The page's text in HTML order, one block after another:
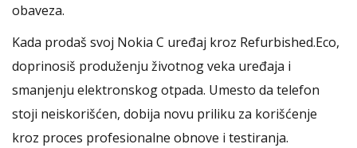
obaveza.
Kada prodaš svoj Nokia C uređaj kroz Refurbished.Eco,
doprinosiš produženju životnog veka uređaja i
smanjenju elektronskog otpada. Umesto da telefon
stoji neiskorišćen, dobija novu priliku za korišćenje
kroz proces profesionalne obnove i testiranja.